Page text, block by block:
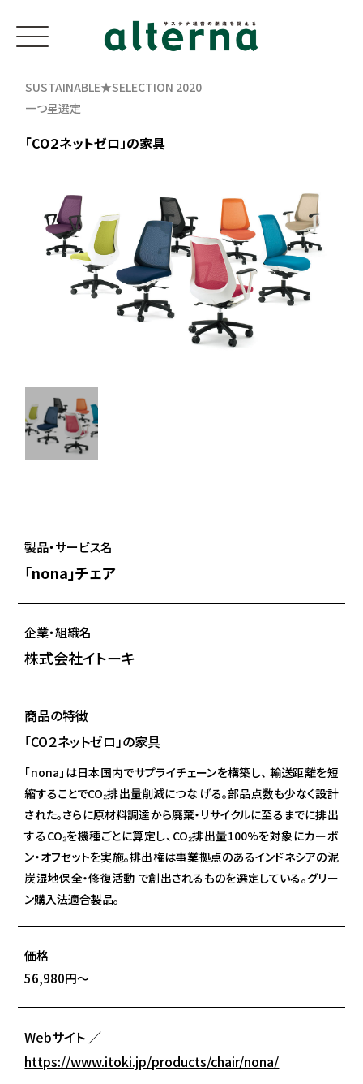
SUSTAINABLE★SELECTION 2020
一つ星選定
「CO２ネットゼロ」の家具
製品・サービス名
「nona」チェア
企業・組織名
株式会社イトーキ
商品の特徴
「CO２ネットゼロ」の家具
「nona」は日本国内でサプライチェーンを構築し、 輸送距離を短
縮することでCO₂排出量削減につな げる。部品点数も少なく設計
された。さらに原材料調達から廃棄・リサイクルに至るまでに排出
するCO₂を機種ごとに算定し、CO₂排出量100%を対象にカーボ
ン・オフセットを実施。排出権は事業拠点のあるインドネシアの泥
炭湿地保全・修復活動 で創出されるものを選定している。グリー
ン購入法適合製品。
価格
56,980円～
Webサイト ／
https://www.itoki.jp/products/chair/nona/